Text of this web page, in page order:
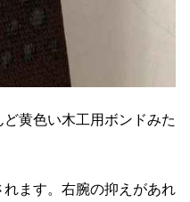
黄色い木工用ボンドみた
れます。右腕の抑えがあれ